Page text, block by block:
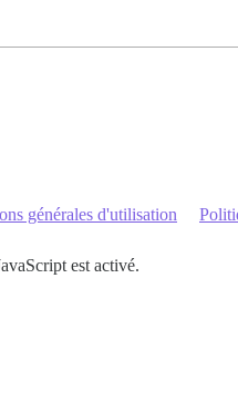
générales d'utilisation
est activé.